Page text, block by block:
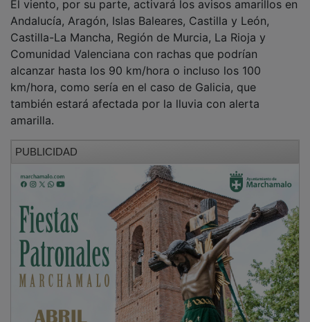
Andalucía, Aragón, Islas Baleares, Castilla y León,
Castilla-La Mancha, Región de Murcia, La Rioja y
Comunidad Valenciana con rachas que podrían
alcanzar hasta los 90 km/hora o incluso los 100
km/hora, como sería en el caso de Galicia, que
también estará afectada por la lluvia con alerta
amarilla.